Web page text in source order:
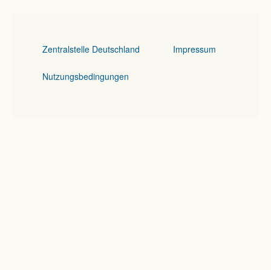
Zentralstelle Deutschland Impressum
Nutzungsbedingungen